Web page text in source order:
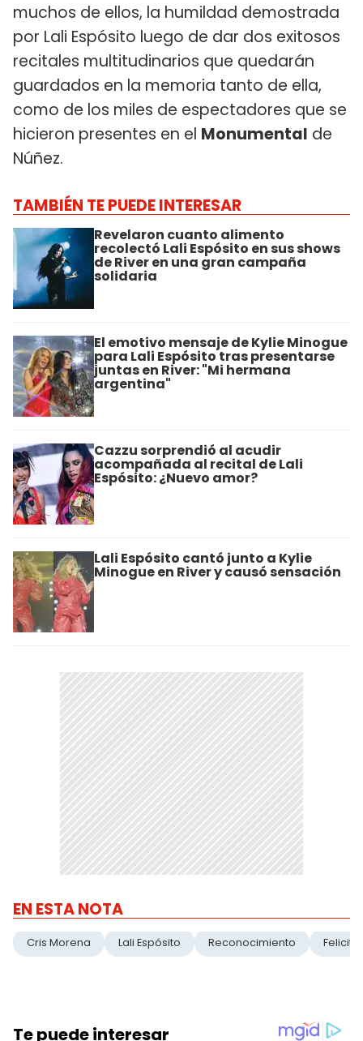
muchos de ellos, la humildad demostrada
por Lali Espósito luego de dar dos exitosos
recitales multitudinarios que quedarán
guardados en la memoria tanto de ella,
como de los miles de espectadores que se
hicieron presentes en el Monumental de
Núñez.
TAMBIÉN TE PUEDE INTERESAR
Revelaron cuanto alimento
recolectó Lali Espósito en sus shows
de River en una gran campaña
solidaria
El emotivo mensaje de Kylie Minogue
para Lali Espósito tras presentarse
juntas en River: "Mi hermana
argentina"
Cazzu sorprendió al acudir
acompañada al recital de Lali
Espósito: ¿Nuevo amor?
Lali Espósito cantó junto a Kylie
Minogue en River y causó sensación
EN ESTA NOTA
Cris Morena Lali Espósito Reconocimiento